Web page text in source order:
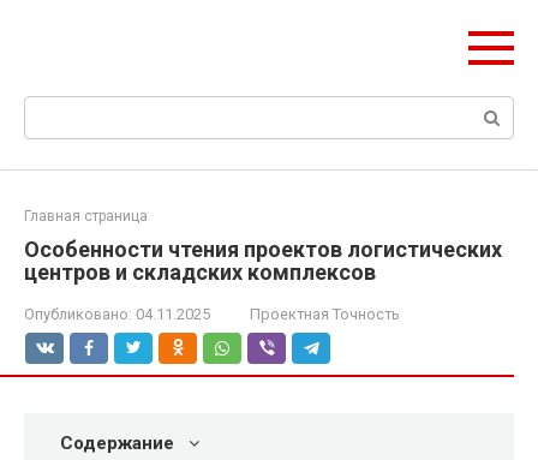
Поиск:
Главная страница
Особенности чтения проектов логистических
центров и складских комплексов
Опубликовано: 04.11.2025 Проектная Точность
Содержание